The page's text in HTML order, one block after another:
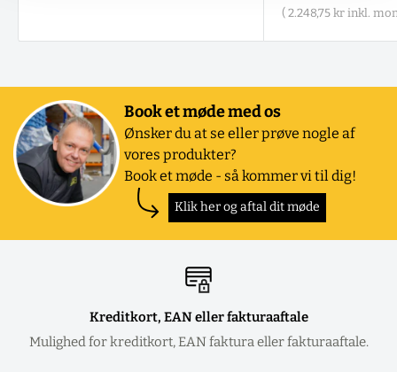
( 2.248,75 krinkl.
Book et møde med os
Ønsker du at se eller prøve nogle af
vores produkter?
Book et møde - så kommer vi til dig!
Klik her og aftal dit møde
Kreditkort, EAN eller fakturaaftale
Mulighed for kreditkort, EAN faktura eller fakturaaftale.